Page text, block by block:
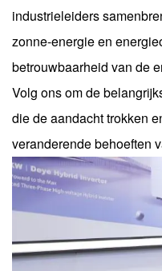
industrieleiders
zonne-energie en
betrouwbaarheid van de
Volg ons om de
die de aandacht trokken
veranderende behoeften